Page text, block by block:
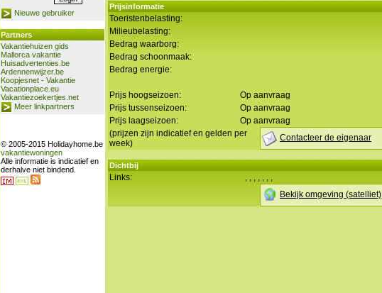
Nieuwe gebruiker
Partners
Vakantiehuizen gids
Mallorca vakantie
Huisadvertenties.be
Ardennenwijzer.be
Koopjesnet - Vakantie
Vacationplace.eu
Vakantiezoekertjes.net
Meer linkpartners
© 2005-2015 Holidayhome.be
vakantiewoningen
Alle informatie is indicatief en
derhalve niet bindend.
Prijsinformatie
Toeristenbelasting:
Milieubelasting:
Bedrag waarborg:
Bedrag schoonmaak:
Bedrag energie:
Prijs hoogseizoen:
Op aanvraag
Prijs tussenseizoen:
Op aanvraag
Prijs laagseizoen:
Op aanvraag
(prijzen zijn indicatief en gelden per
week)
Contacteer de eigenaar
Dichtbij
Links: , , , , , , ,
Bekijk omgeving (satelliet)